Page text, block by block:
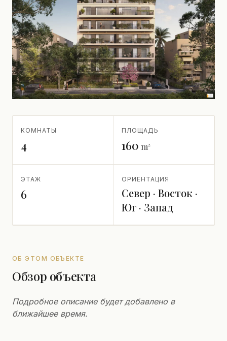
КОМНАТЫ
4
ПЛОЩАДЬ
160 m²
ЭТАЖ
6
ОРИЕНТАЦИЯ
Север · Восток ·
Юг · Запад
ОБ ЭТОМ ОБЪЕКТЕ
Обзор объекта
Подробное описание будет добавлено в
ближайшее время.